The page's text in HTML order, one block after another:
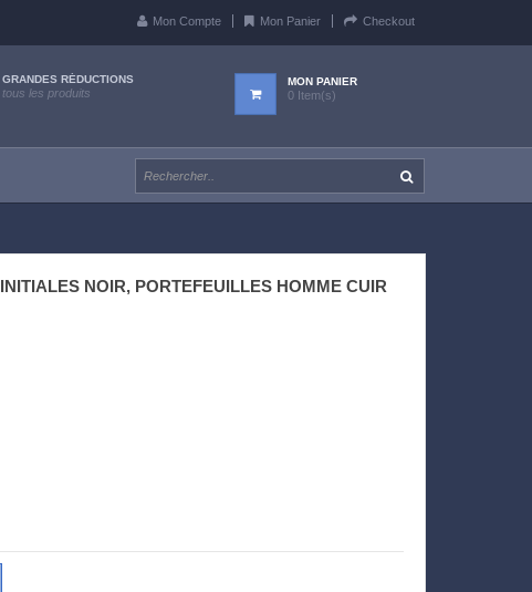
Mon Compte Mon Panier Checkout
GRANDES RÉDUCTIONS
tous les produits
MON PANIER
0 Item(s)
NOIR, PORTEFEUILLES HOMME CUIR